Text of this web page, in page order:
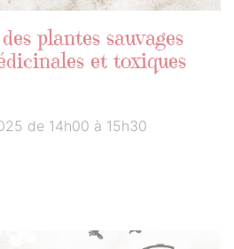
plantes sauvages
et toxiques
de 14h00 à 15h30